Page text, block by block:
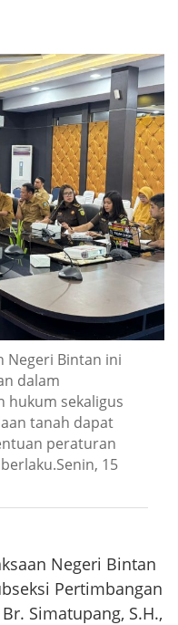
Negeri Bintan ini
dalam
hukum sekaligus
tanah dapat
peraturan
15
Negeri Bintan
Pertimbangan
Simatupang, S.H.,